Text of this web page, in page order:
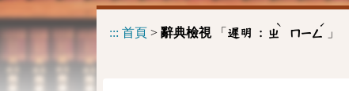
::: 首頁 > 辭典檢視「 遲明 : ㄓ
ˋ
ㄇㄧㄥ
ˊ
」